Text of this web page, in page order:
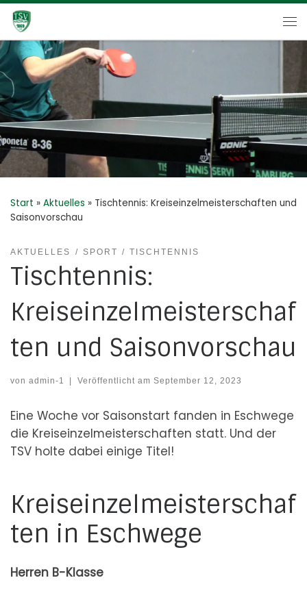
Zum Inhalt springen
Start » Aktuelles » Tischtennis: Kreiseinzelmeisterschaften und
Saisonvorschau
AKTUELLES SPORT TISCHTENNIS
Tischtennis:
Kreiseinzelmeisterschaf
ten und Saisonvorschau
von admin-1 Veröffentlicht am September 12, 2023
Eine Woche vor Saisonstart fanden in Eschwege
die Kreiseinzelmeisterschaften statt. Und der
TSV holte dabei einige Titel!
Kreiseinzelmeisterschaf
ten in Eschwege
Herren B-Klasse